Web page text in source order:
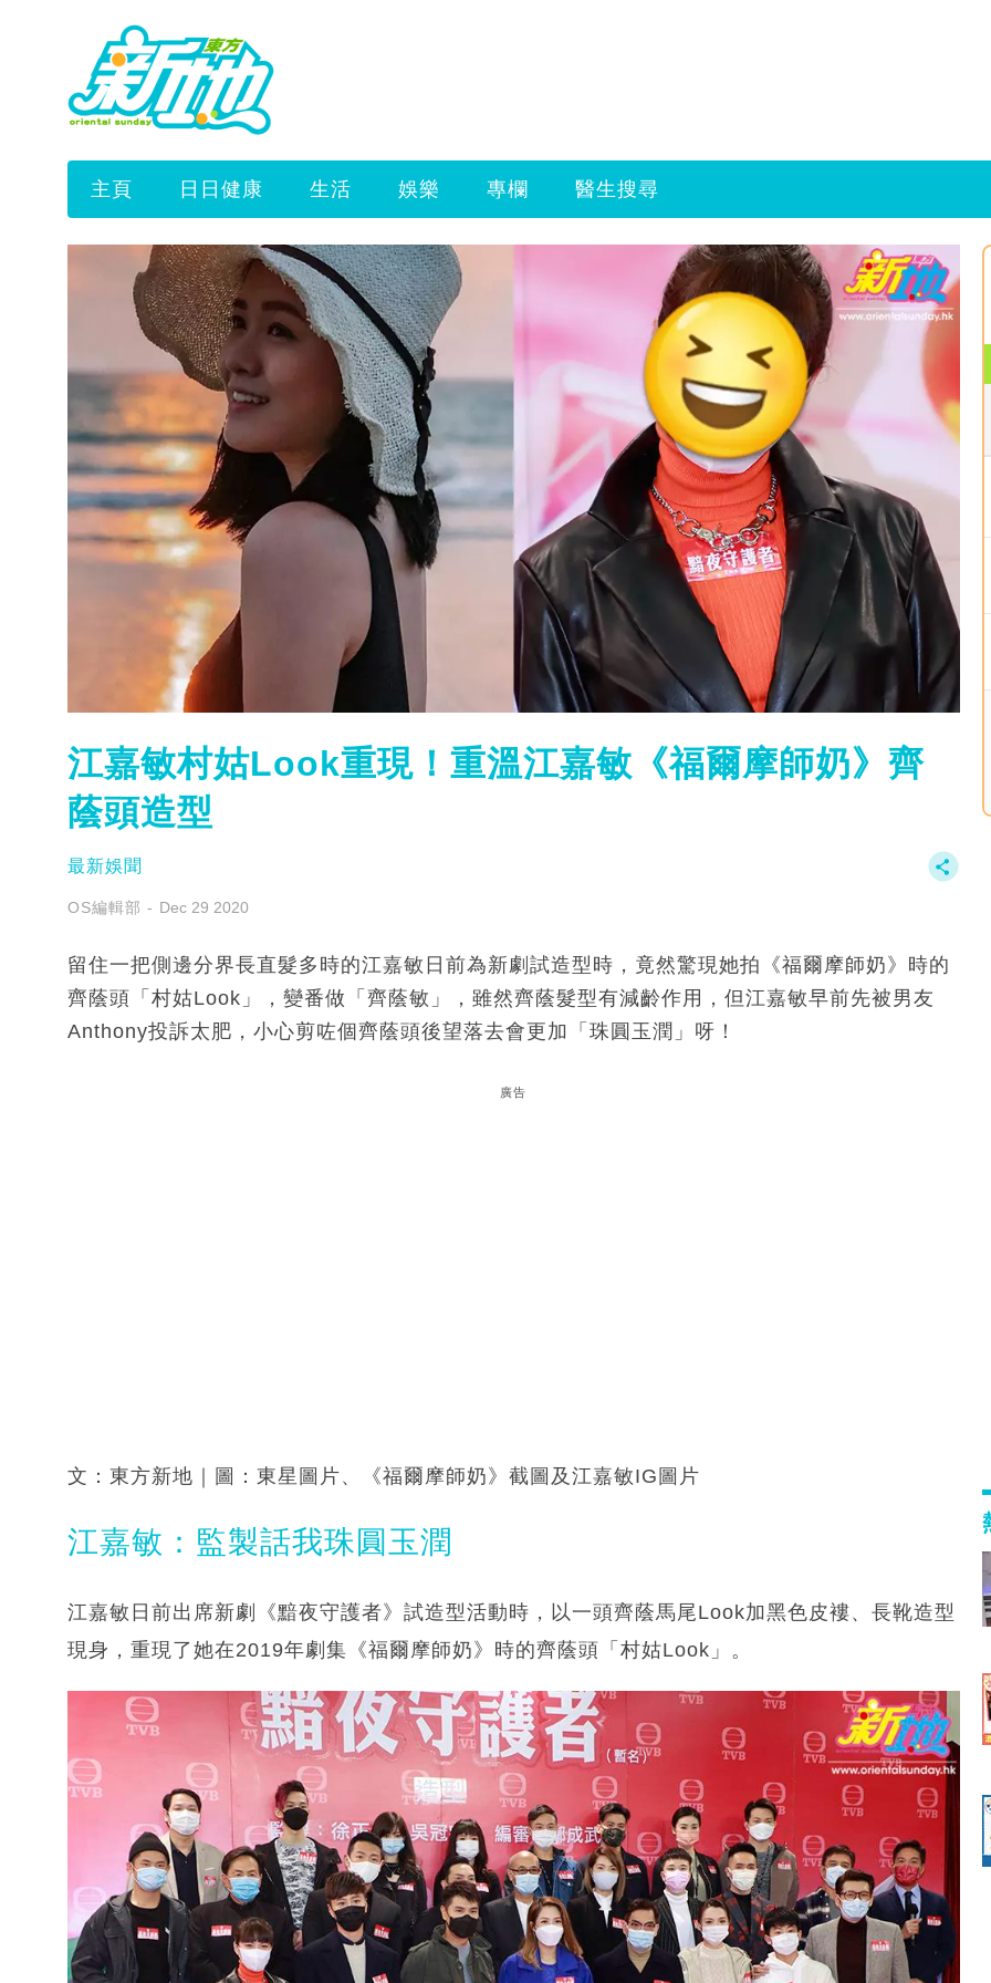
主頁 日日健康 生活 娛樂 專欄 醫生搜尋
江嘉敏村姑Look重現！重溫江嘉敏《福爾摩師奶》齊
蔭頭造型
最新娛聞
OS編輯部 Dec 29 2020
留住一把側邊分界長直髮多時的江嘉敏日前為新劇試造型時，竟然驚現她拍《福爾摩師奶》時的
齊蔭頭「村姑Look」，變番做「齊蔭敏」，雖然齊蔭髮型有減齡作用，但江嘉敏早前先被男友
Anthony投訴太肥，小心剪咗個齊蔭頭後望落去會更加「珠圓玉潤」呀！
廣告
文：東方新地｜圖：東星圖片、《福爾摩師奶》截圖及江嘉敏IG圖片
江嘉敏：監製話我珠圓玉潤
江嘉敏日前出席新劇《黯夜守護者》試造型活動時，以一頭齊蔭馬尾Look加黑色皮褸、長靴造型
現身，重現了她在2019年劇集《福爾摩師奶》時的齊蔭頭「村姑Look」。